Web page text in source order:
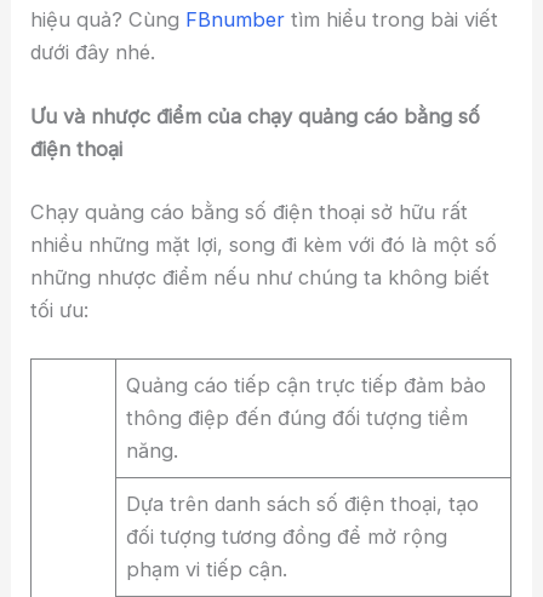
hiệu quả? Cùng FBnumber tìm hiểu trong bài viết
dưới đây nhé.
Ưu và nhược điểm của chạy quảng cáo bằng số
điện thoại
Chạy quảng cáo bằng số điện thoại sở hữu rất
nhiều những mặt lợi, song đi kèm với đó là một số
những nhược điểm nếu như chúng ta không biết
tối ưu:
Quảng cáo tiếp cận trực tiếp đảm bảo
thông điệp đến đúng đối tượng tiềm
năng.
Dựa trên danh sách số điện thoại, tạo
đối tượng tương đồng để mở rộng
phạm vi tiếp cận.